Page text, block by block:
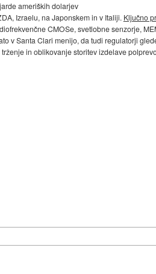
ameriških dolarjev
Izraelu, na Japonskem in v Italiji. Ključno
CMOSe, svetlobne senzorje,
v Santa Clari menijo, da tudi regulatorji
in oblikovanje storitev izdelave